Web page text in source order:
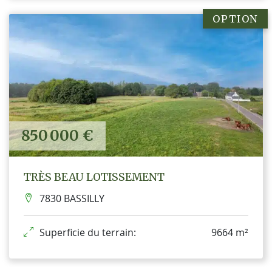
850 000 €
OPTION
TRÈS BEAU LOTISSEMENT
7830 BASSILLY
Superficie du terrain: 9664 m²